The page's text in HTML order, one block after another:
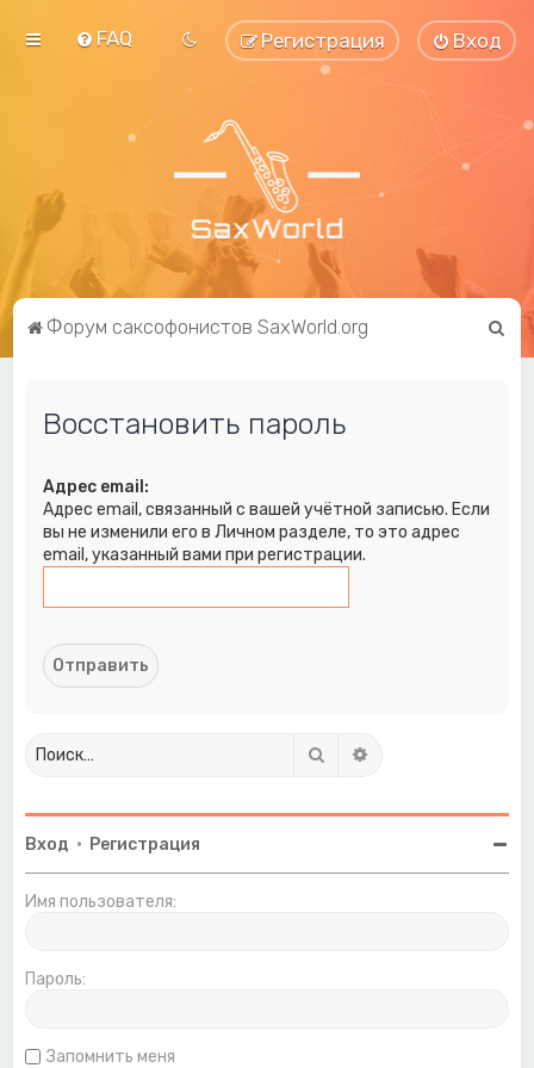
FAQ Вход
Регистрация
Форум саксофонистов SaxWorld.org
Восстановить пароль
Адрес email:
Адрес email, связанный с вашей учётной записью. Если
вы не изменили его в Личном разделе, то это адрес
email, указанный вами при регистрации.
Поиск
Вход • Регистрация
Имя пользователя:
Пароль:
Запомнить меня